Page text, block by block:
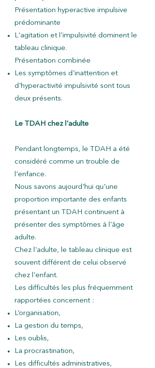
Présentation hyperactive impulsive
prédominante
L'agitation et l'impulsivité dominent le
tableau clinique.
Présentation combinée
Les symptômes d'inattention et
d'hyperactivité impulsivité sont tous
deux présents.
Le TDAH chez l'adulte
Pendant longtemps, le TDAH a été
considéré comme un trouble de
l'enfance.
Nous savons aujourd'hui qu'une
proportion importante des enfants
présentant un TDAH continuent à
présenter des symptômes à l'âge
adulte.
Chez l'adulte, le tableau clinique est
souvent différent de celui observé
chez l'enfant.
Les difficultés les plus fréquemment
rapportées concernent :
L’organisation,
La gestion du temps,
Les oublis,
La procrastination,
Les difficultés administratives,